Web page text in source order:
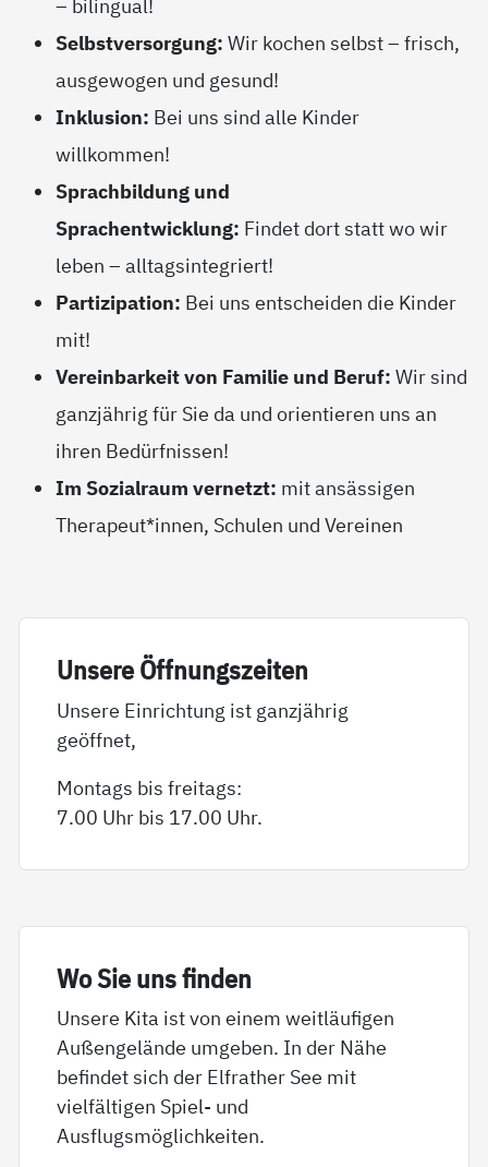
Selbstversorgung:Wir kochen selbst – frisch,
ausgewogen und gesund!
Inklusion: Bei uns sind alle Kinder
willkommen!
Sprachbildung und
Sprachentwicklung: Findet dort statt wo wir
leben – alltagsintegriert!
Partizipation: Bei uns entscheiden die Kinder
mit!
Vereinbarkeit von Familie und Beruf:Wir sind
ganzjährig für Sie da und orientieren uns an
ihren Bedürfnissen!
Im Sozialraum vernetzt: mit ansässigen
Therapeut*innen, Schulen und Vereinen
Un­se­re Öff­nungs­zei­ten
Unsere Einrichtung ist ganzjährig
geöffnet,
Montags bis freitags:
7.00 Uhr bis 17.00 Uhr.
Wo Sie uns fin­den
Unsere Kita ist von einem weitläufigen
Außengelände umgeben. In der Nähe
befindet sich der Elfrather See mit
vielfältigen Spiel- und
Ausflugsmöglichkeiten.